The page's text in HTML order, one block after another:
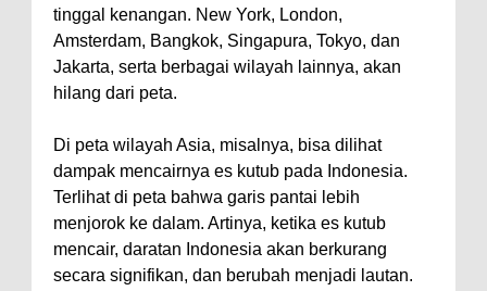
tinggal kenangan. New York, London,
Amsterdam, Bangkok, Singapura, Tokyo, dan
Jakarta, serta berbagai wilayah lainnya, akan
hilang dari peta.
Di peta wilayah Asia, misalnya, bisa dilihat
dampak mencairnya es kutub pada Indonesia.
Terlihat di peta bahwa garis pantai lebih
menjorok ke dalam. Artinya, ketika es kutub
mencair, daratan Indonesia akan berkurang
secara signifikan, dan berubah menjadi lautan.